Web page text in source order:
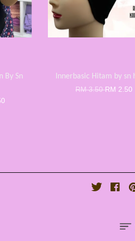
By Sn
Innerbasic Hitam by sn
RM 3.50RM 2.50
Twitter